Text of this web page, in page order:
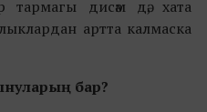
тармагы дисәм дә, хата
артта калмаска
бар?